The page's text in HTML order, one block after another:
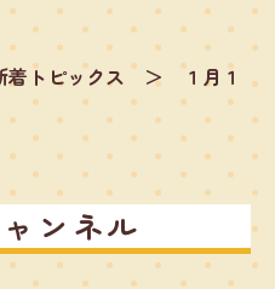
着トピックス ＞
１月１
ンネル